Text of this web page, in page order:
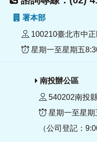
署本部
100210臺北市中
星期一至星期五
南投辦公區
540202南投
星期一至星
（公司登記：